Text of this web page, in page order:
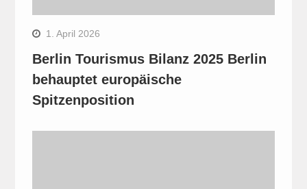
1. April 2026
Berlin Tourismus Bilanz 2025 Berlin
behauptet europäische
Spitzenposition